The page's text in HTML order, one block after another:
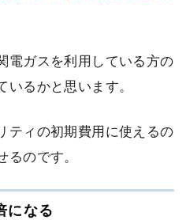
電ガスを利用している方の
るかと思います。
ティの初期費用に使えるの
のです。
になる